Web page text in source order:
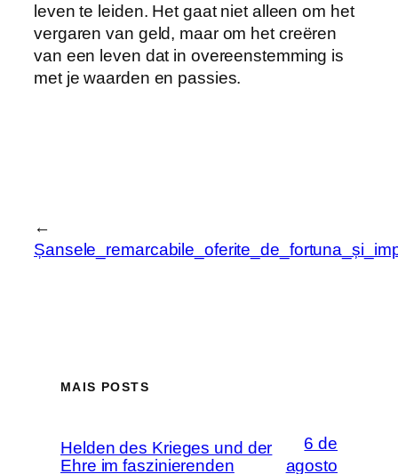
leven te leiden. Het gaat niet alleen om het
vergaren van geld, maar om het creëren
van een leven dat in overeenstemming is
met je waarden en passies.
←
MAIS POSTS
Helden des Krieges und der
Ehre im faszinierenden
6 de
agosto